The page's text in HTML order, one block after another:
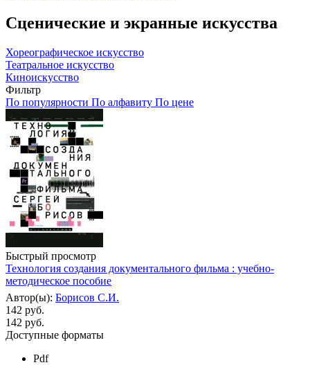
Сценические и экранные искусства
Хореографическое искусство
Театральное искусство
Киноискусство
Фильтр
По популярности По алфавиту По цене
Быстрый просмотр
Технология создания документального фильма : учебно-
методическое пособие
Автор(ы): Борисов С.И.
142 руб.
142 руб.
Доступные форматы
Pdf